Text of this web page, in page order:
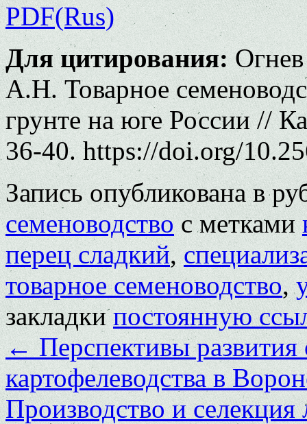
PDF(Rus)
Для цитирования:
А.Н. Товарное
грунте на юге России //
36-40. https://doi.org/
Запись опубликована в
семеноводствос метками
перец сладкий,
товарное семеноводство,
закладкипостоянную
←Перспективы развития
картофелеводства в
Производство и